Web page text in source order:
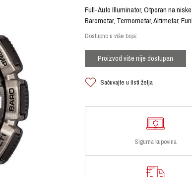
Full-Auto Illuminator, Otporan na
Barometar, Termometar, Altimetar,
Dostupno u više boja:
Proizvod više nije dostupan
Sačuvajte u listi želja
Sigurna kupovina